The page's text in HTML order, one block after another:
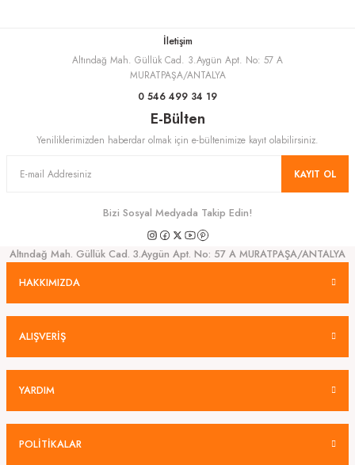
Gönder
İletişim
Altındağ Mah. Güllük Cad. 3.Aygün Apt. No: 57 A
MURATPAŞA/ANTALYA
0 546 499 34 19
E-Bülten
Yeniliklerimizden haberdar olmak için e-bültenimize kayıt olabilirsiniz.
KAYIT OL
Bizi Sosyal Medyada Takip Edin!
Altındağ Mah. Güllük Cad. 3.Aygün Apt. No: 57 A MURATPAŞA/ANTALYA
HAKKIMIZDA
ALIŞVERİŞ
YARDIM
POLİTİKALAR